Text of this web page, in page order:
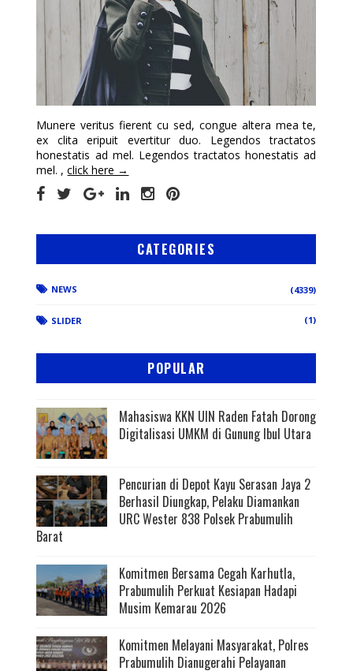
Munere veritus fierent cu sed, congue altera mea te,
ex clita eripuit evertitur duo. Legendos tractatos
honestatis ad mel. Legendos tractatos honestatis ad
mel. ,click here →
CATEGORIES
NEWS (4339)
SLIDER (1)
POPULAR
Mahasiswa KKN UIN Raden Fatah Dorong
Digitalisasi UMKM di Gunung Ibul Utara
Pencurian di Depot Kayu Serasan Jaya 2
Berhasil Diungkap, Pelaku Diamankan
URC Wester 838 Polsek Prabumulih
Barat
Komitmen Bersama Cegah Karhutla,
Prabumulih Perkuat Kesiapan Hadapi
Musim Kemarau 2026
Komitmen Melayani Masyarakat, Polres
Prabumulih Dianugerahi Pelayanan